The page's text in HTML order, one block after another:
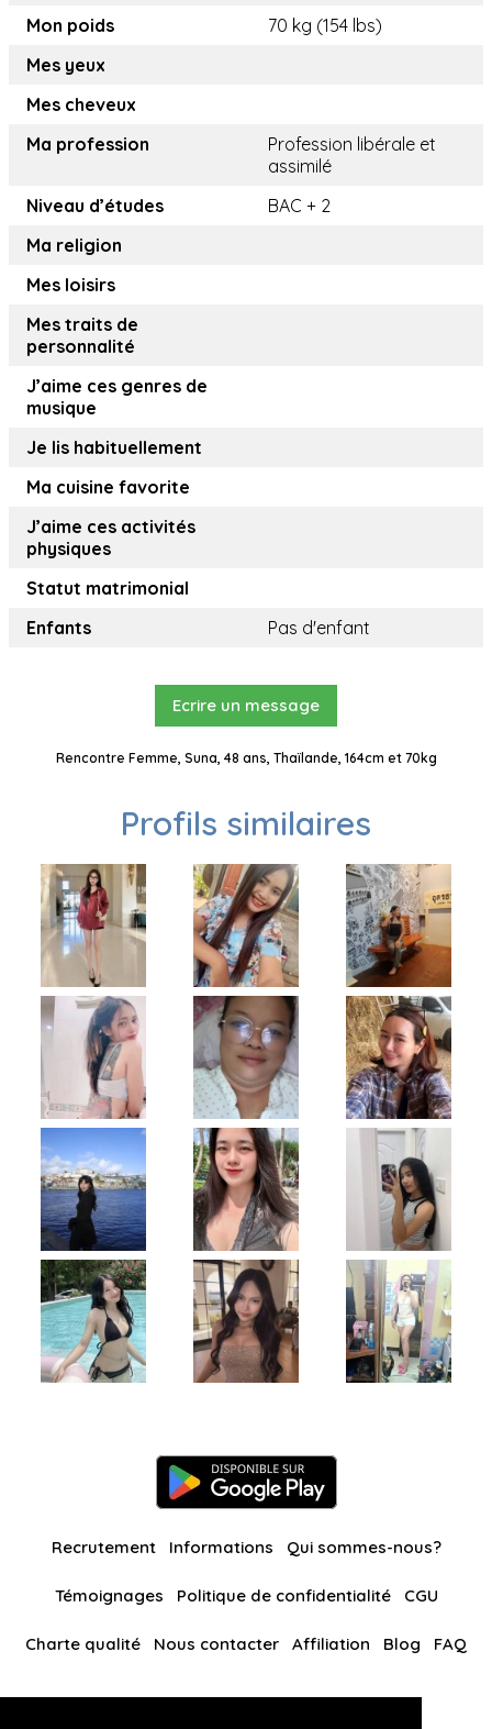
Mon poids
70 kg (154 lbs)
Mes yeux
Mes cheveux
Ma profession
Profession libérale et
assimilé
Niveau d’études
BAC + 2
Ma religion
Mes loisirs
Mes traits de
personnalité
J’aime ces genres de
musique
Je lis habituellement
Ma cuisine favorite
J’aime ces activités
physiques
Statut matrimonial
Enfants
Pas d'enfant
Ecrire un message
Rencontre Femme, Suna, 48 ans, Thaïlande, 164cm et 70kg
Profils similaires
Recrutement Informations Qui sommes-nous?
Témoignages Politique de confidentialité CGU
Charte qualité Nous contacter Affiliation Blog FAQ